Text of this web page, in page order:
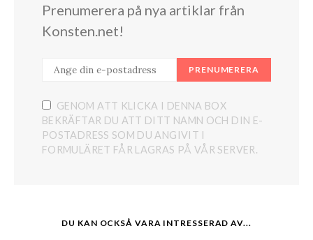
Prenumerera på nya artiklar från
Konsten.net!
PRENUMERERA
GENOM ATT KLICKA I DENNA BOX
BEKRÄFTAR DU ATT DITT NAMN OCH DIN E-
POSTADRESS SOM DU ANGIVIT I
FORMULÄRET FÅR LAGRAS PÅ VÅR SERVER.
DU KAN OCKSÅ VARA INTRESSERAD AV...